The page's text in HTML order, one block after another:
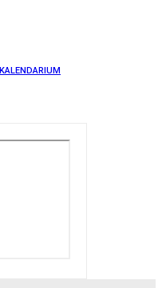
KALENDARIUM